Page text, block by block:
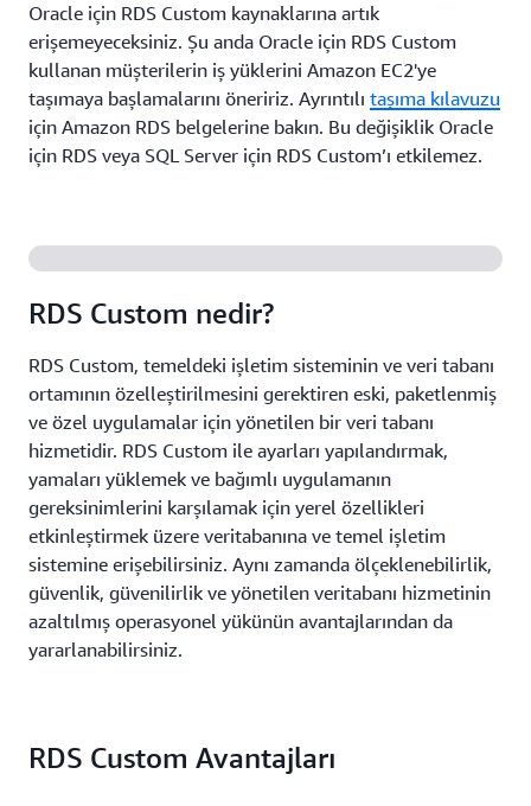
Oracle için RDS Custom kaynaklarına artık
erişemeyeceksiniz. Şu anda Oracle için RDS Custom
kullanan müşterilerin iş yüklerini Amazon EC2'ye
taşımaya başlamalarını öneririz. Ayrıntılı taşıma kılavuzu
için Amazon RDS belgelerine bakın. Bu değişiklik Oracle
için RDS veya SQL Server için RDS Custom’ı etkilemez.
RDS Custom nedir?
RDS Custom, temeldeki işletim sisteminin ve veri tabanı
ortamının özelleştirilmesini gerektiren eski, paketlenmiş
ve özel uygulamalar için yönetilen bir veri tabanı
hizmetidir. RDS Custom ile ayarları yapılandırmak,
yamaları yüklemek ve bağımlı uygulamanın
gereksinimlerini karşılamak için yerel özellikleri
etkinleştirmek üzere veritabanına ve temel işletim
sistemine erişebilirsiniz. Aynı zamanda ölçeklenebilirlik,
güvenlik, güvenilirlik ve yönetilen veritabanı hizmetinin
azaltılmış operasyonel yükünün avantajlarından da
yararlanabilirsiniz.
RDS Custom Avantajları